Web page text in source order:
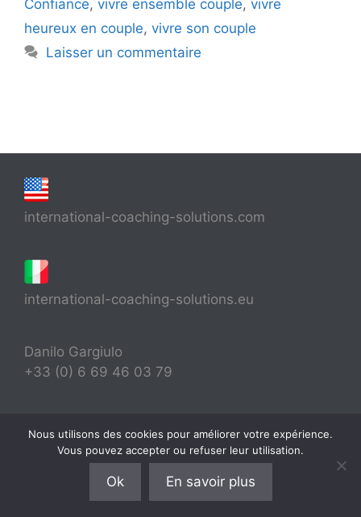
Confiance, vivre ensemble couple, vivre
heureux en couple, vivre son couple
Laisser un commentaire
international-coaching-solutions.com
international-coaching-solutions.eu
Danilo Gargiulo
+33 (0) 6 69 46 03 79
© 2026 International Coaching Solutions® - FR 66
Nous utilisons des cookies pour améliorer votre expérience.
Vous pouvez accepter ou refuser leur utilisation.
Ok En savoir plus